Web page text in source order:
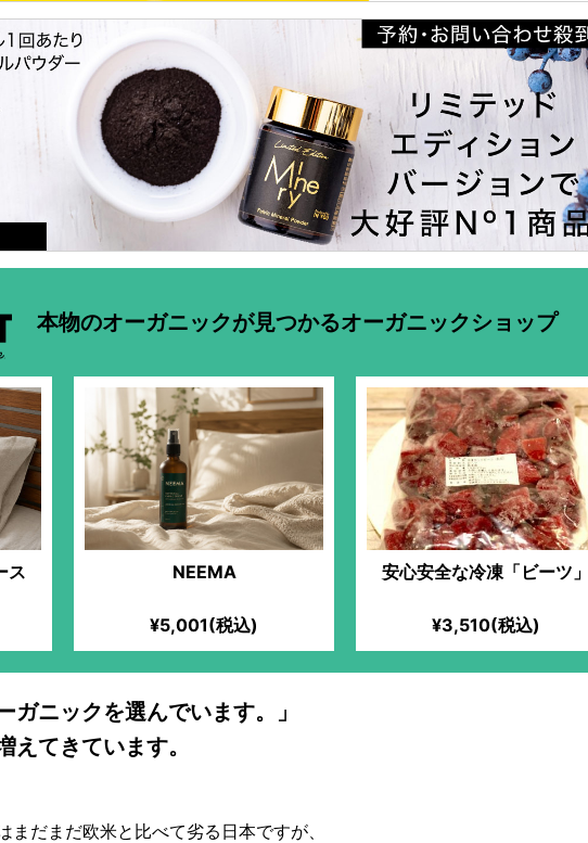
本物のオーガニックが見つかるオーガニックショップ
ス NEEMA
¥5,001(税込)
安心安全な冷凍「ビーツ」
¥3,510(税込)
ガニックを選んでいます。」
えてきています。
だまだ欧米と比べて劣る日本ですが、